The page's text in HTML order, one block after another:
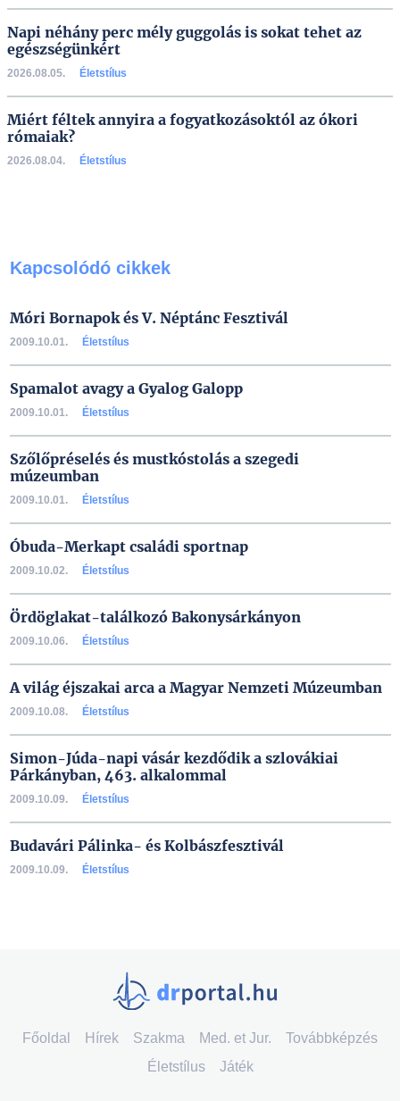
Napi néhány perc mély guggolás is sokat tehet az
egészségünkért
2026.08.05. Életstílus
Miért féltek annyira a fogyatkozásoktól az ókori
rómaiak?
2026.08.04. Életstílus
Kapcsolódó cikkek
Móri Bornapok és V. Néptánc Fesztivál
2009.10.01. Életstílus
Spamalot avagy a Gyalog Galopp
2009.10.01. Életstílus
Szőlőpréselés és mustkóstolás a szegedi
múzeumban
2009.10.01. Életstílus
Óbuda-Merkapt családi sportnap
2009.10.02. Életstílus
Ördöglakat-találkozó Bakonysárkányon
2009.10.06. Életstílus
A világ éjszakai arca a Magyar Nemzeti Múzeumban
2009.10.08. Életstílus
Simon-Júda-napi vásár kezdődik a szlovákiai
Párkányban, 463. alkalommal
2009.10.09. Életstílus
Budavári Pálinka- és Kolbászfesztivál
2009.10.09. Életstílus
Főoldal Hírek Szakma Med. et Jur.
Továbbképzés
Életstílus
Játék